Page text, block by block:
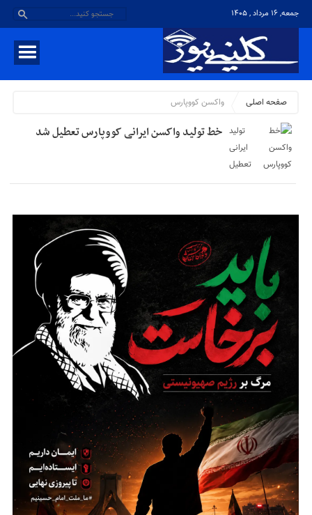
جمعه, ۱۶ مرداد , ۱۴۰۵
صفحه اصلی واکسن کووپارس
خط تولید واکسن ایرانی کووپارس تعطیل شد